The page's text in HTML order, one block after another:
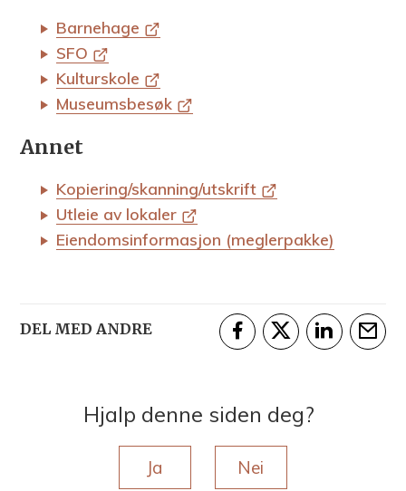
Barnehage
SFO
Kulturskole
Museumsbesøk
Annet
Kopiering/skanning/utskrift
Utleie av lokaler
Eiendomsinformasjon (meglerpakke)
DEL MED ANDRE
Hjalp denne siden deg?
Ja Nei